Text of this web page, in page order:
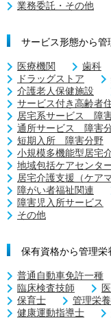
業務委託・その他
サービス形態から管
医療機関 歯科
ドラッグストア
介護老人保健施設
サービス付き高齢者
居宅系サービス 障
通所サービス 障害
短期入所 障害分野
小規模多機能型居宅
地域包括ケアセンタ
居宅介護支援（ケア
障がい者福祉関連
障害児入所サービス
その他
保有資格から管理栄
普通自動車免許一種
臨床検査技師
保育士
管理栄
健康運動指導士